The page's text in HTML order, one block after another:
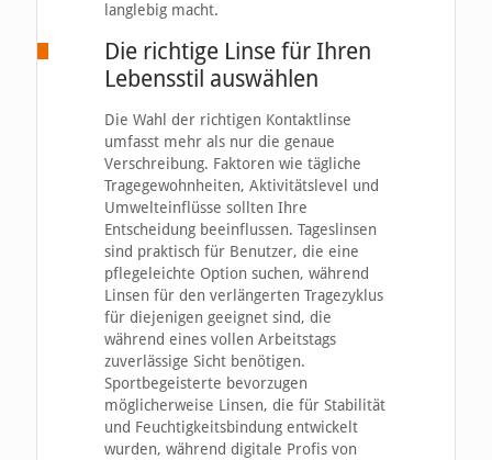
langlebig macht.
Die richtige Linse für Ihren
Lebensstil auswählen
Die Wahl der richtigen Kontaktlinse
umfasst mehr als nur die genaue
Verschreibung. Faktoren wie tägliche
Tragegewohnheiten, Aktivitätslevel und
Umwelteinflüsse sollten Ihre
Entscheidung beeinflussen. Tageslinsen
sind praktisch für Benutzer, die eine
pflegeleichte Option suchen, während
Linsen für den verlängerten Tragezyklus
für diejenigen geeignet sind, die
während eines vollen Arbeitstags
zuverlässige Sicht benötigen.
Sportbegeisterte bevorzugen
möglicherweise Linsen, die für Stabilität
und Feuchtigkeitsbindung entwickelt
wurden, während digitale Profis von